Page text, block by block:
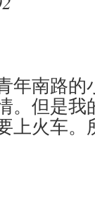
年南路的
。但是
上火车